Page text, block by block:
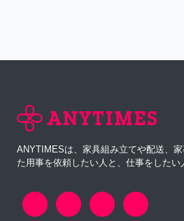
ANYTIMESは、家具組み立てや配送、
た用事を依頼したい人と、仕事をしたい